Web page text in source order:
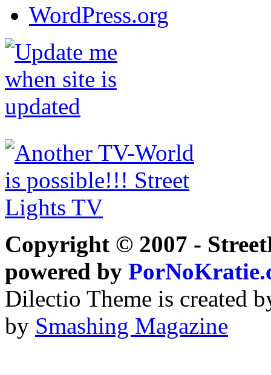
WordPress.org
Copyright © 2007 -
powered by
Dilectio Theme is created
by Smashing Magazine